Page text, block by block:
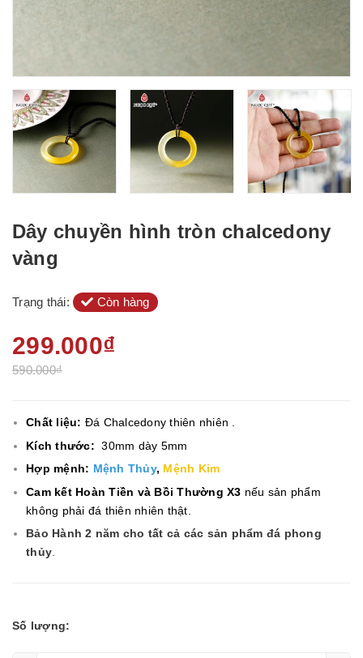
Dây chuyền hình tròn chalcedony
vàng
Trạng thái: Còn hàng
299.000₫
590.000₫
Chất liệu: Đá Chalcedonythiên nhiên .
Kích thước: 30mm dày 5mm
Hợp mệnh: Mệnh Thủy, Mệnh Kim
Cam kết Hoàn Tiền và Bồi Thường X3 nếu sản phẩm
không phải đá thiên nhiên thật.
Bảo Hành 2 năm cho tất cả các sản phẩm đá phong
thủy.
Số lượng: